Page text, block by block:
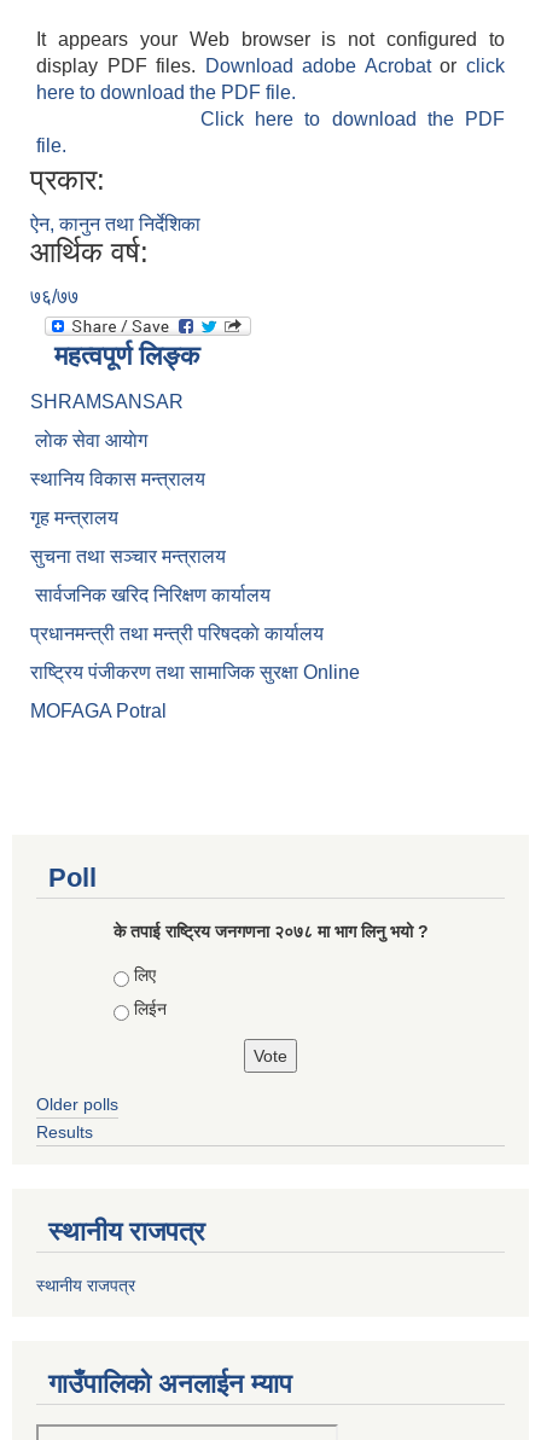
It appears your Web browser is not configured to
display PDF files.
Download adobe Acrobatorclick
here to download the PDF file.
Click here to download the PDF
file.
प्रकार:
ऐन, कानुन तथा निर्देशिका
आर्थिक वर्ष:
७६/७७
महत्वपूर्ण लिङ्क
SHRAMSANSAR
लाेक सेवा आयाेग
स्थानिय विकास मन्त्रालय
गृह मन्त्रालय
सुचना तथा सञ्चार मन्त्रालय
सार्वजनिक खरिद निरिक्षण कार्यालय
प्रधानमन्त्री तथा मन्त्री परिषदकाे कार्यालय
राष्ट्रिय पंजीकरण तथा सामाजिक सुरक्षा Online
MOFAGA Potral
Poll
के तपाई राष्ट्रिय जनगणना २०७८ मा भाग लिनु भयो ?
Choices
लिए
लिईन
Older polls
Results
स्थानीय राजपत्र
स्थानीय राजपत्र
गाउँपालिको अनलाईन म्याप